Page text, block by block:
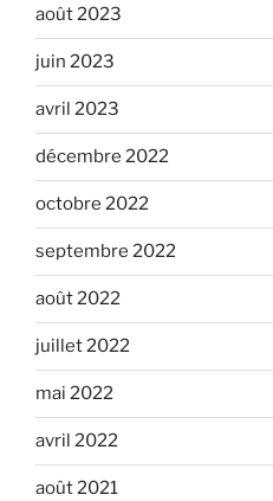
août 2023
juin 2023
avril 2023
décembre 2022
octobre 2022
septembre 2022
août 2022
juillet 2022
mai 2022
avril 2022
août 2021